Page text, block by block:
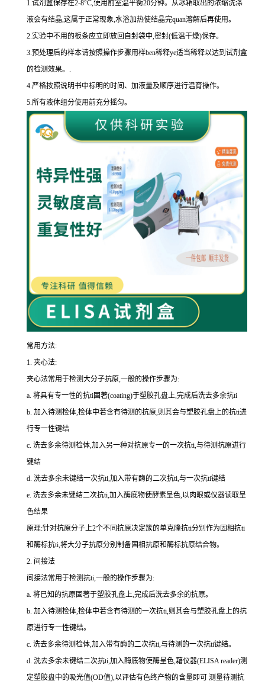
1.试剂盒保存在2-8°C,使用前室温平衡20分钟。从冰箱取出的浓缩洗涤
液会有结晶,这属于正常现象,水浴加热使结晶完quan溶解后再使用。
2.实验中不用的板条应立即放回自封袋中,密封(低温干燥)保存。
3.预处理后的样本请按照操作步骤用样ben稀释ye适当稀释以达到试剂盒
的检测效果。 .
4.严格按照说明书中标明的时间、加液量及顺序进行温育操作。
5.所有液体组分使用前充分摇匀。
常用方法:
1. 夹心法:
夹心法常用于检测大分子抗原,一般的操作步骤为:
a. 将具有专一性的抗ti固著(coating)于塑胶孔盘上,完成后洗去多余抗ti
b. 加入待测检体,检体中若含有待测的抗原,则其会与塑胶孔盘上的抗ti进
行专一性键结
c. 洗去多余待测检体,加入另一种对抗原专一的一次抗ti,与待测抗原进行
键结
d. 洗去多余未键结一次抗ti,加入带有酶的二次抗ti,与一次抗ti键结
e. 洗去多余未键结二次抗ti,加入酶底物使酵素呈色,以肉眼或仪器读取呈
色结果
原理:针对抗原分子上2个不同抗原决定簇的单克隆抗ti分别作为固相抗ti
和酶标抗ti,将大分子抗原分别制备固相抗原和酶标抗原结合物。
2. 间接法
间接法常用于检测抗ti,一般的操作步骤为:
a. 将已知的抗原固著于塑胶孔盘上,完成后洗去多余的抗原。
b. 加入待测检体,检体中若含有待测的一次抗ti,则其会与塑胶孔盘上的抗
原进行专一性键结。
c. 洗去多余待测检体,加入带有酶的二次抗ti,与待测的一次抗ti键结。
d. 洗去多余未键结二次抗ti,加入酶底物使酶呈色,藉仪器(ELISA reader)测
定塑胶盘中的吸光值(OD值),以评估有色终产物的含量即可 测量待测抗